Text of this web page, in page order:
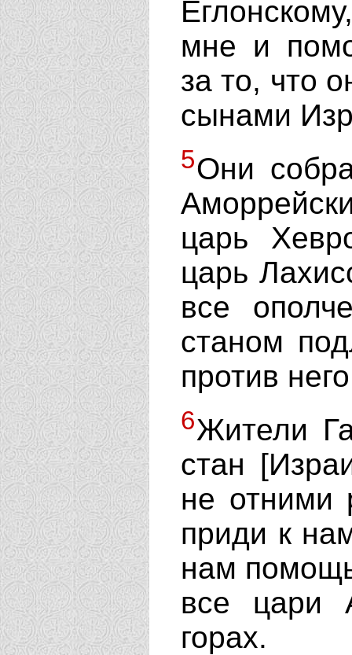
мне и
за то, что
сынами
5Они
царь
царь
все
станом
против
6Жители
стан
не отними
приди к
нам
все цари
горах.